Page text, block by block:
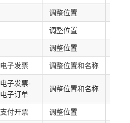
调整位置
调整位置
调整位置
电子发票 调整位置和名称
电子发票-
电子订单
调整位置和名称
支付开票 调整位置